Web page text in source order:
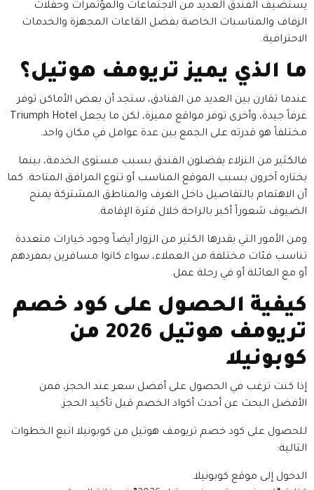
يستضيف الفندق العديد من الاجتماعات والمؤتمرات وحفلات
الزفاف والمناسبات الخاصة بفضل القاعات المجهزة والخدمات
الاحترافية.
ما الذي يميز تريومف هوتيل؟
عندما تقارن بين العديد من الفنادق، ستجد أن بعض الأماكن توفر
غرفاً جيدة، وأخرى توفر مواقع مميزة، لكن ما يجعل Triumph Hotel
مختلفاً هو قدرته على الجمع بين عدة عوامل في مكان واحد.
فالكثير من النزلاء يفضلون الفندق بسبب مستوى الخدمة، بينما
يختاره آخرون بسبب الموقع المناسب أو تنوع المرافق المتاحة. كما
أن الاهتمام بالتفاصيل داخل الغرف والمناطق المشتركة يمنح
الضيوف شعوراً أكبر بالراحة خلال فترة الإقامة.
ومن الأمور التي يقدرها الكثير من الزوار أيضاً وجود خيارات متعددة
تناسب فئات مختلفة من العملاء، سواء كانوا مسافرين بمفردهم
أو مع العائلة أو في رحلة عمل.
كيفية الحصول على كود خصم
تريومف هوتيل 2026 من
كوبونيلا
إذا كنت ترغب في الحصول على أفضل سعر عند الحجز، فمن
الأفضل البحث عن أحدث أكواد الخصم قبل تأكيد الحجز.
للحصول على كود خصم تريومف هوتيل من كوبونيلا اتبع الخطوات
التالية:
الدخول إلى موقع كوبونيلا.